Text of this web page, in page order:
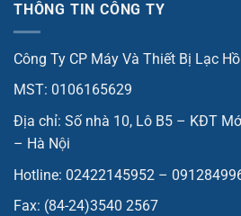
THÔNG TIN CÔNG TY
Công Ty CP Máy Và Thiết Bị Lạc
MST: 0106165629
Địa chỉ: Số nhà 10, Lô B5 – KĐT
– Hà Nội
Hotline: 02422145952 –
Fax: (84-24)3540 2567